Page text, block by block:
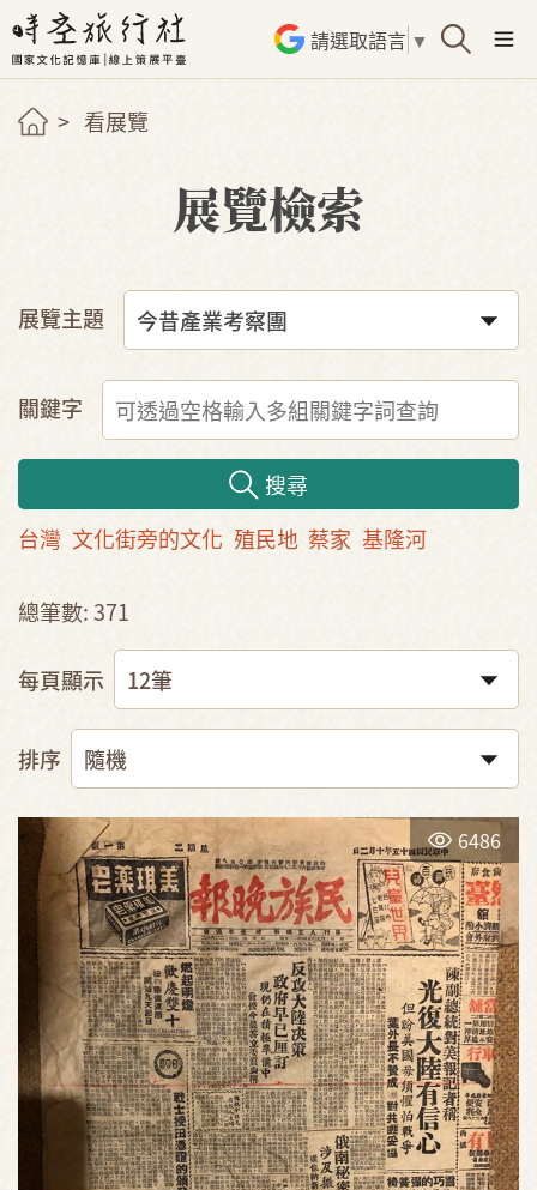
請選取語言 ▼
看展覽
展覽檢索
展覽主題
關鍵字
搜尋
台灣 文化街旁的文化 殖民地 蔡家 基隆河
總筆數: 371
每頁顯示
排序
6486